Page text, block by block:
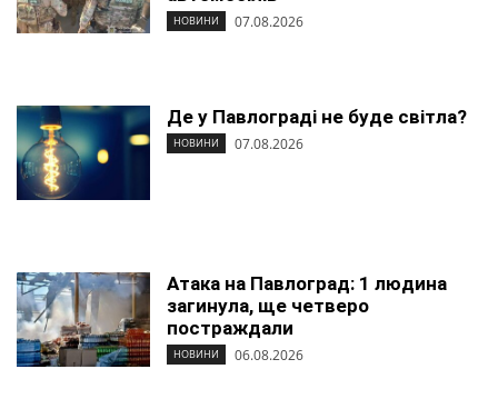
НОВИНИ 07.08.2026
Де у Павлограді не буде світла?
НОВИНИ 07.08.2026
Атака на Павлоград: 1 людина
загинула, ще четверо
постраждали
НОВИНИ 06.08.2026